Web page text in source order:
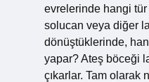
evrelerinde hangi
solucan veya diğer
dönüştüklerinde,
yapar? Ateş böceği
çıkarlar. Tam olarak